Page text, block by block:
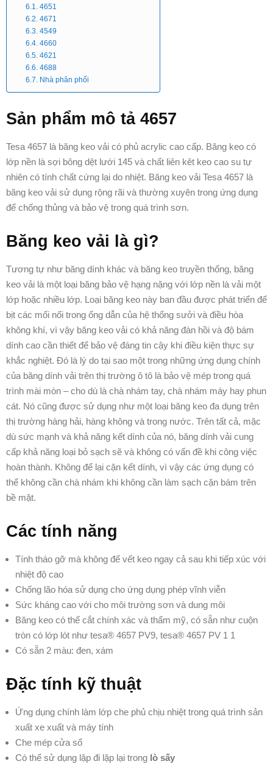
4651
4671
4549
4660
4621
4688
Nhà phân phối
Sản phẩm mô tả 4657
Tesa 4657 là băng keo vải có phủ acrylic cao cấp. Băng keo có
lớp nền là sợi bông dệt lưới 145 và chất liên kêt keo cao su tự
nhiên có tính chất cứng lại do nhiệt. Băng keo vải Tesa 4657 là
băng keo vải sử dụng rộng rãi và thường xuyên trong ứng dụng
để chống thủng và bảo vệ trong quá trình sơn.
Băng keo vải là gì?
Tương tự như băng dính khác và băng keo truyền thống, băng
keo vải là một loại băng bảo vệ hạng nặng với lớp nền là vải một
lớp hoặc nhiều lớp. Loại băng keo này ban đầu được phát triển để
bịt các mối nối trong ống dẫn của hệ thống sưởi và điều hòa
không khí, vì vậy băng keo vải có khả năng đàn hồi và độ bám
dính cao cần thiết để bảo vệ đáng tin cậy khi điều kiện thực sự
khắc nghiệt. Đó là lý do tại sao một trong những ứng dụng chính
của băng dính vải trên thị trường ô tô là bảo vệ mép trong quá
trình mài mòn – cho dù là chà nhám tay, chà nhám máy hay phun
cát. Nó cũng được sử dụng như một loại băng keo đa dụng trên
thị trường hàng hải, hàng không và trong nước. Trên tất cả, mặc
dù sức mạnh và khả năng kết dính của nó, băng dính vải cung
cấp khả năng loại bỏ sạch sẽ và không có vấn đề khi công việc
hoàn thành. Không để lại cặn kết dính, vì vậy các ứng dụng có
thể không cần chà nhám khi không cần làm sạch cặn bám trên
bề mặt.
Các tính năng
Tính tháo gỡ mà không để vết keo ngay cả sau khi tiếp xúc với
nhiệt độ cao
Chống lão hóa sử dụng cho ứng dụng phép vĩnh viễn
Sức kháng cao với cho môi trường sơn và dung môi
Băng keo có thể cắt chính xác và thẩm mỹ, có sẵn như cuộn
tròn có lớp lót như tesa® 4657 PV9, tesa® 4657 PV 1 1
Có sẵn 2 màu: đen, xám
Đặc tính kỹ thuật
Ứng dụng chính làm lớp che phủ chịu nhiệt trong quá trình sản
xuất xe xuất và máy tính
Che mép cửa sổ
Có thể sử dụng lặp đi lặp lại trong lò sấy